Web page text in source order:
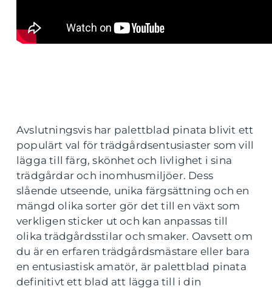
Avslutningsvis har palettblad pinata blivit ett
populärt val för trädgårdsentusiaster som vill
lägga till färg, skönhet och livlighet i sina
trädgårdar och inomhusmiljöer. Dess
slående utseende, unika färgsättning och en
mängd olika sorter gör det till en växt som
verkligen sticker ut och kan anpassas till
olika trädgårdsstilar och smaker. Oavsett om
du är en erfaren trädgårdsmästare eller bara
en entusiastisk amatör, är palettblad pinata
definitivt ett blad att lägga till i din